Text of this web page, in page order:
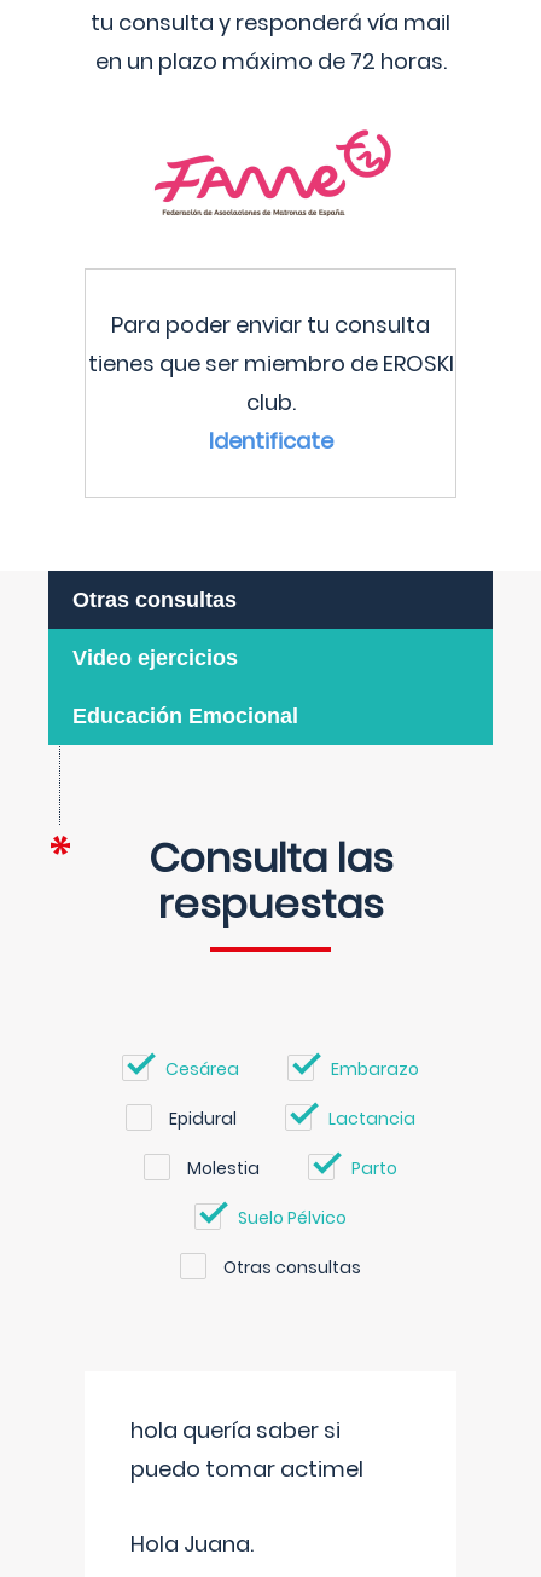
tu consulta y responderá vía mail
en un plazo máximo de 72 horas.
Para poder enviar tu consulta
tienes que ser miembro de EROSKI
club.
Identificate
Otras consultas
Video ejercicios
Educación Emocional
Consulta las
respuestas
Cesárea Embarazo
Epidural Lactancia
Molestia Parto
Suelo Pélvico
Otras consultas
hola quería saber si
puedo tomar actimel
Hola Juana.